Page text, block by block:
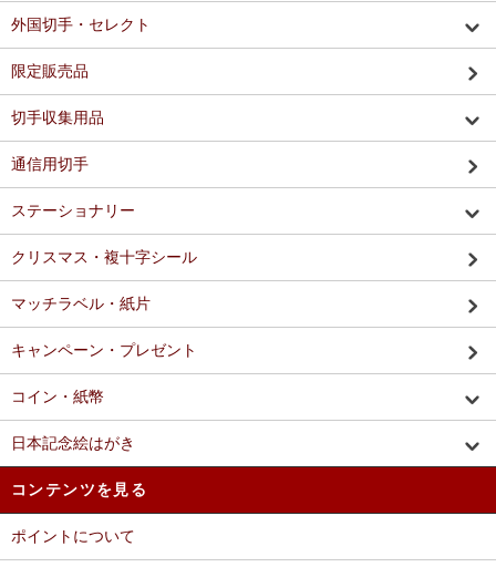
外国切手・セレクト
限定販売品
切手収集用品
通信用切手
ステーショナリー
クリスマス・複十字シール
マッチラベル・紙片
キャンペーン・プレゼント
コイン・紙幣
日本記念絵はがき
コンテンツを見る
ポイントについて